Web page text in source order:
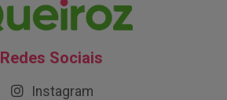
Redes Sociais
Instagram